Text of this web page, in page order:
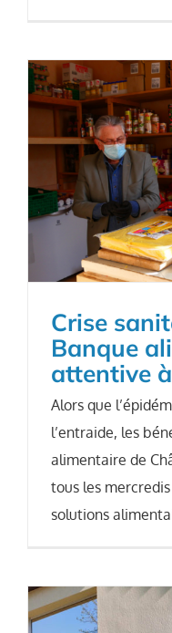
Crise
Banque
attentive
Alors que
l’entraide, les
alimentaire de
tous les
solutions